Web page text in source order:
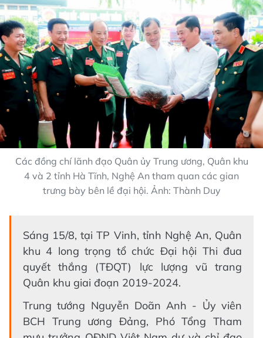
Các đồng chí lãnh đạo Quân ủy Trung ương, Quân khu
4 và 2 tỉnh Hà Tĩnh, Nghệ An tham quan các gian
trưng bày bên lề đại hội. Ảnh: Thành Duy
Sáng 15/8, tại TP Vinh, tỉnh Nghệ An, Quân
khu 4 long trọng tổ chức Đại hội Thi đua
quyết thắng (TĐQT) lực lượng vũ trang
Quân khu giai đoạn 2019-2024.
Trung tướng Nguyễn Doãn Anh - Ủy viên
BCH Trung ương Đảng, Phó Tổng Tham